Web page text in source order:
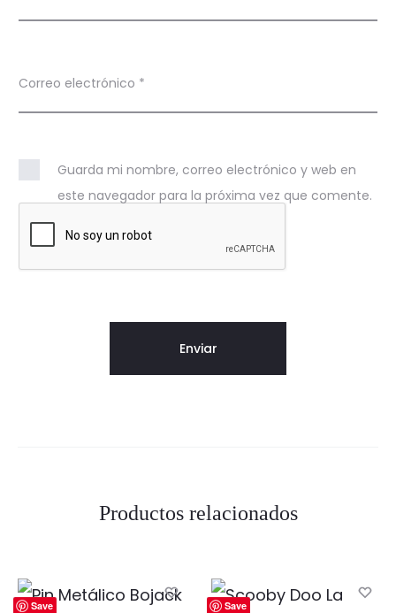
Correo electrónico *
Guarda mi nombre, correo electrónico y web en
este navegador para la próxima vez que comente.
Productos relacionados
Save Save